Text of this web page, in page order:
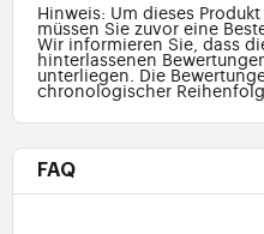
Hinweis: Um dieses
müssen Sie zuvor eine
Wir informieren Sie, dass
hinterlassenen
unterliegen. Die
chronologischer
FAQ